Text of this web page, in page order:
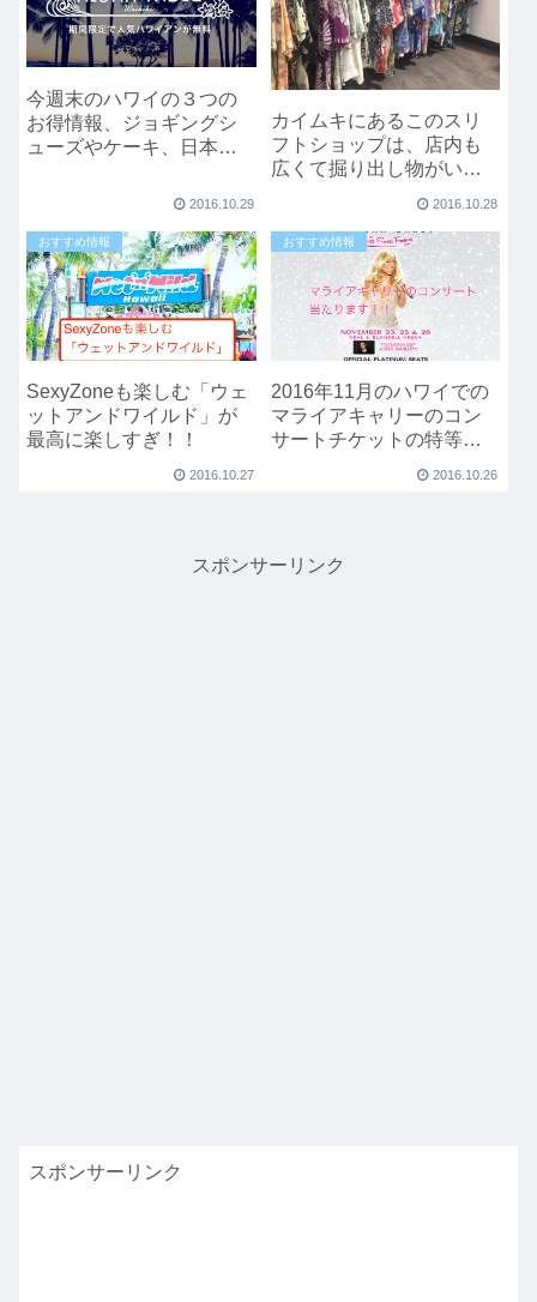
今週末のハワイの３つの
お得情報、ジョギングシ
ューズやケーキ、日本で
2016.10.29
カイムキにあるこのスリ
フトショップは、店内も
広くて掘り出し物がいっ
2016.10.28
おすすめ情報
SexyZoneも楽しむ「ウェ
ットアンドワイルド」が
最高に楽しすぎ！！
2016.10.27
おすすめ情報
2016年11月のハワイでの
マライアキャリーのコン
サートチケットの特等席
くてもファンなら絶対に
2016.10.26
スポンサーリンク
スポンサーリンク